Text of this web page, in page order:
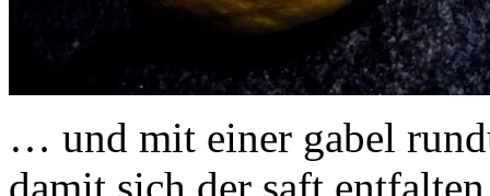
… und mit einer gabel
damit sich der saft